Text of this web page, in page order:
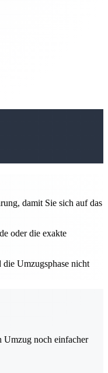
damit Sie sich auf das
oder die exakte
Umzugsphase nicht
Umzug noch einfacher